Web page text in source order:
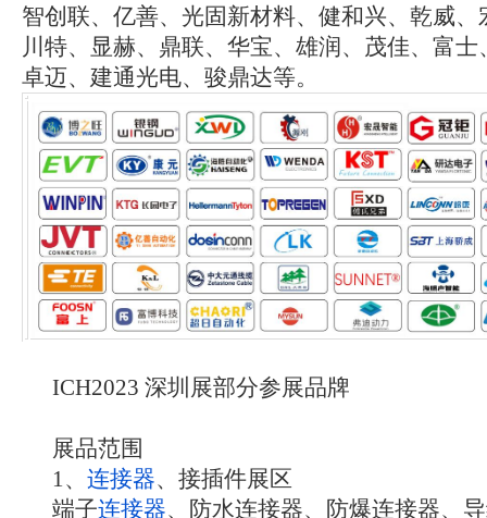
智创联、亿善、光固新材料、健和兴、乾威
川特、显赫、鼎联、华宝、雄润、茂佳、富
卓迈、建通光电、骏鼎达等。
ICH2023 深圳展部分参展品牌
展品范围
1、 连接器、接插件展区
端子连接器、防水连接器、防爆连接器、